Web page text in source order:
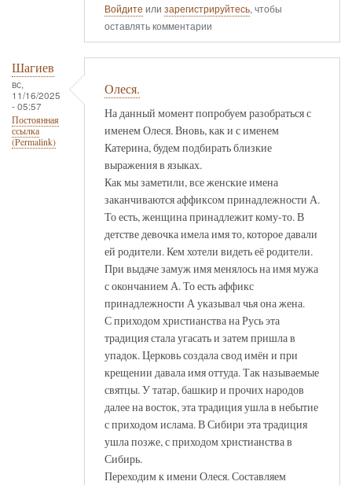
Войдите или зарегистрируйтесь, чтобы
оставлять комментарии
Шагиев
вс,
11/16/2025
- 05:57
Постоянная
ссылка
(Permalink)
Олеся.
На данный момент попробуем разобраться с
именем Олеся. Вновь, как и с именем
Катерина, будем подбирать близкие
выражения в языках.
Как мы заметили, все женские имена
заканчиваются аффиксом принадлежности А.
То есть, женщина принадлежит кому-то. В
детстве девочка имела имя то, которое давали
ей родители. Кем хотели видеть её родители.
При выдаче замуж имя менялось на имя мужа
с окончанием А. То есть аффикс
принадлежности А указывал чья она жена.
С приходом христианства на Русь эта
традиция стала угасать и затем пришла в
упадок. Церковь создала свод имён и при
крещении давала имя оттуда. Так называемые
святцы. У татар, башкир и прочих народов
далее на восток, эта традиция ушла в небытие
с приходом ислама. В Сибири эта традиция
ушла позже, с приходом христианства в
Сибирь.
Переходим к имени Олеся. Составляем